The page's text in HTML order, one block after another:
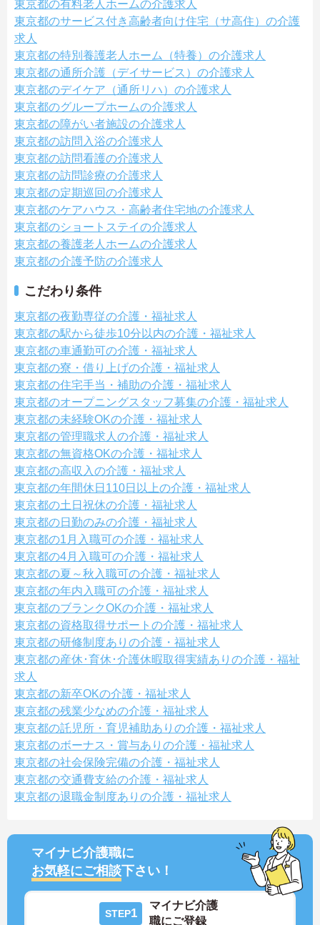
東京都の有料老人ホームの介護求人
東京都のサービス付き高齢者向け住宅（サ高住）の介護
求人
東京都の特別養護老人ホーム（特養）の介護求人
東京都の通所介護（デイサービス）の介護求人
東京都のデイケア（通所リハ）の介護求人
東京都のグループホームの介護求人
東京都の障がい者施設の介護求人
東京都の訪問入浴の介護求人
東京都の訪問看護の介護求人
東京都の訪問診療の介護求人
東京都の定期巡回の介護求人
東京都のケアハウス・高齢者住宅地の介護求人
東京都のショートステイの介護求人
東京都の養護老人ホームの介護求人
東京都の介護予防の介護求人
こだわり条件
東京都の夜勤専従の介護・福祉求人
東京都の駅から徒歩10分以内の介護・福祉求人
東京都の車通勤可の介護・福祉求人
東京都の寮・借り上げの介護・福祉求人
東京都の住宅手当・補助の介護・福祉求人
東京都のオープニングスタッフ募集の介護・福祉求人
東京都の未経験OKの介護・福祉求人
東京都の管理職求人の介護・福祉求人
東京都の無資格OKの介護・福祉求人
東京都の高収入の介護・福祉求人
東京都の年間休日110日以上の介護・福祉求人
東京都の土日祝休の介護・福祉求人
東京都の日勤のみの介護・福祉求人
東京都の1月入職可の介護・福祉求人
東京都の4月入職可の介護・福祉求人
東京都の夏～秋入職可の介護・福祉求人
東京都の年内入職可の介護・福祉求人
東京都のブランクOKの介護・福祉求人
東京都の資格取得サポートの介護・福祉求人
東京都の研修制度ありの介護・福祉求人
東京都の産休･育休･介護休暇取得実績ありの介護・福祉
求人
東京都の新卒OKの介護・福祉求人
東京都の残業少なめの介護・福祉求人
東京都の託児所・育児補助ありの介護・福祉求人
東京都のボーナス・賞与ありの介護・福祉求人
東京都の社会保険完備の介護・福祉求人
東京都の交通費支給の介護・福祉求人
東京都の退職金制度ありの介護・福祉求人
マイナビ介護職に
お気軽にご相談下さい！
STEP1
マイナビ介護
職にご登録